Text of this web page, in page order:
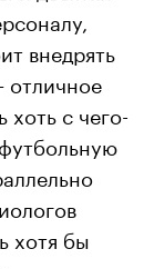
внедрять
отличное
хоть с чего-
хотя бы